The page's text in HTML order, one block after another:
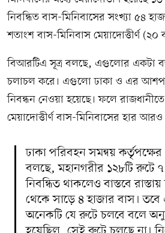
নিবন্ধিত বাস-মিনিবাসের সংখ্যা ৫৪
শতাংশ বাস-মিনিবাস মেয়াদোত্তীর্ণ
বিআরটিএ সূত্র বলছে, এগুলোর একটা
চলাচল করে। এগুলো ঢাকা ও এর
নিবন্ধন নেওয়া হয়েছে। ফলে
মেয়াদোত্তীর্ণ বাস-মিনিবাসের হার আরও
ঢাকা পরিবহন সমন্বয়
বলছে, মহানগরীর ১২৮টি রুটে
নিবন্ধিত থাকলেও বাস্তবে
থেকে সাড়ে ৪ হাজার বাস।
অনেকটি যে রুটে চলবে বলে